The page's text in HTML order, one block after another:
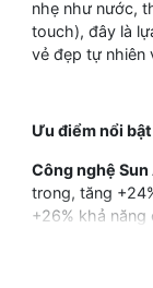
nhẹ như nước,
touch), đây là
vẻ đẹp tự nhiên
Ưu điểm nổi bật
Công nghệ
trong, tăng
+26% khả năng
Hiệu ứng
tông nhẹ